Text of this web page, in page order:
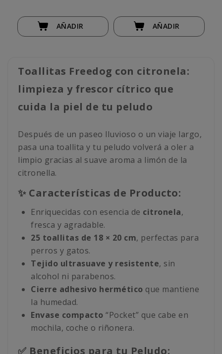
AÑADIR AÑADIR
Toallitas Freedog con citronela:
limpieza y frescor cítrico que
cuida la piel de tu peludo
Después de un paseo lluvioso o un viaje largo,
pasa una toallita y tu peludo volverá a oler a
limpio gracias al suave aroma a limón de la
citronella.
✨ Características de Producto:
Enriquecidas con esencia de citronela,
fresca y agradable.
25 toallitas de 18 × 20 cm, perfectas para
perros y gatos.
Tejido ultrasuave y resistente, sin
alcohol ni parabenos.
Cierre adhesivo hermético que mantiene
la humedad.
Envase compacto “Pocket” que cabe en
mochila, coche o riñonera.
✅ Beneficios para tu Peludo: